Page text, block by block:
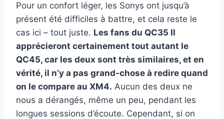
Pour un confort léger, les Sonys ont jusqu’à
présent été difficiles à battre, et cela reste le
cas ici – tout juste. Les fans du QC35 II
apprécieront certainement tout autant le
QC45, car les deux sont très similaires, et en
vérité, il n’y a pas grand-chose à redire quand
on le compare au XM4. Aucun des deux ne
nous a dérangés, même un peu, pendant les
longues sessions d’écoute. Cependant, si on